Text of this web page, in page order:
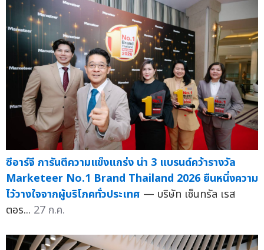
ซีอาร์จี การันตีความแข็งแกร่ง นำ 3 แบรนด์คว้ารางวัล
Marketeer No.1 Brand Thailand 2026 ยืนหนึ่งความ
ไว้วางใจจากผู้บริโภคทั่วประเทศ — บริษัท เซ็นทรัล เรส
ตอร... 27 ก.ค.